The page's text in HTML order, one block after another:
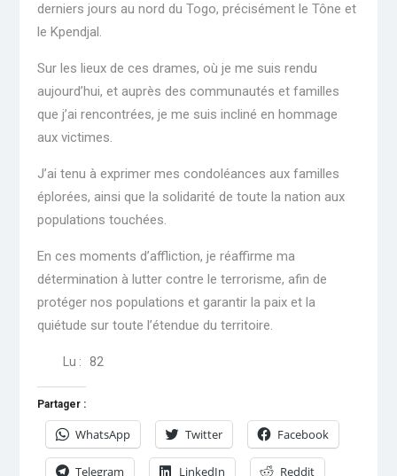
derniers jours au nord du Togo, précisément le Tône et
le Kpendjal.
Sur les lieux de ces drames, où je me suis rendu
aujourd’hui, et auprès des communautés et familles
que j’ai rencontrées, je me suis incliné en hommage
aux victimes.
J’ai tenu à exprimer mes condoléances aux familles
éplorées, ainsi que la solidarité de toute la nation aux
populations touchées.
En ces moments d’affliction, je réaffirme ma
détermination à lutter contre le terrorisme, afin de
protéger nos populations et garantir la paix et la
quiétude sur toute l’étendue du territoire.
Lu : 82
Partager :
WhatsApp Twitter Facebook
Telegram LinkedIn Reddit